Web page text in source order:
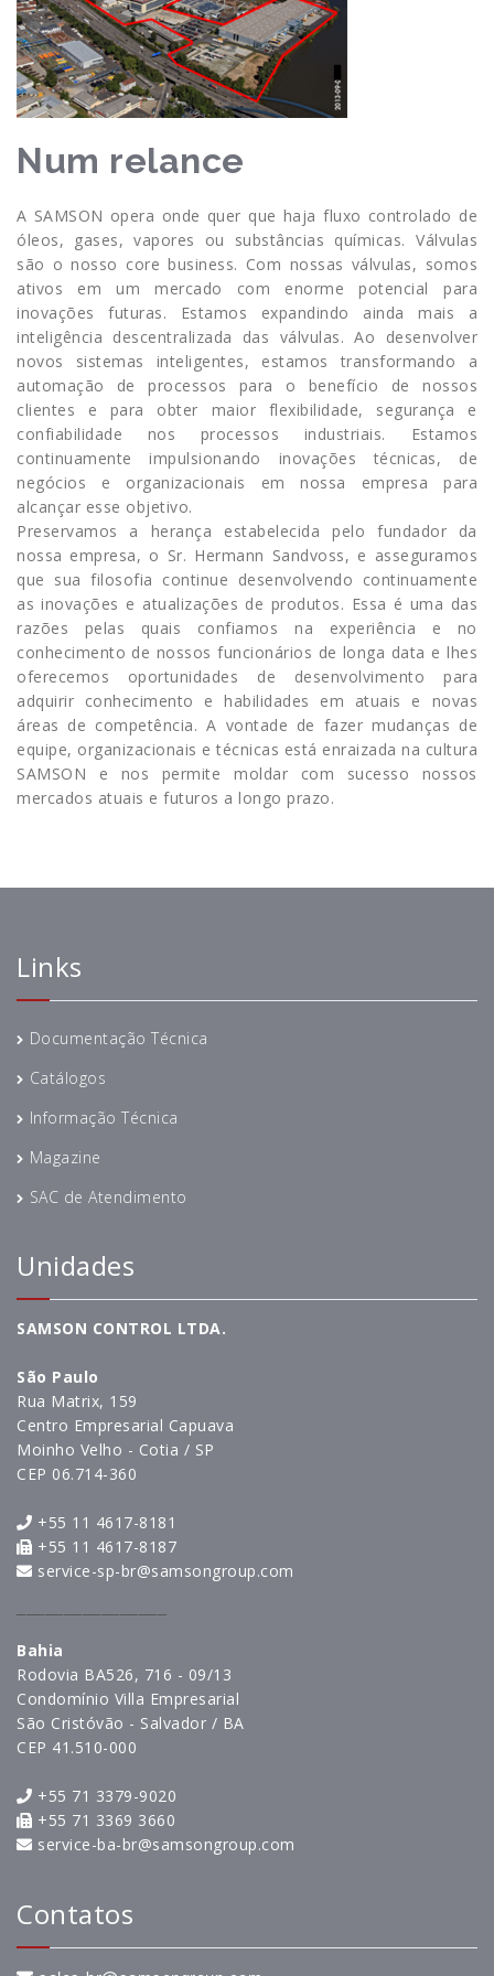
Num relance
A SAMSON opera onde quer que haja fluxo controlado de
óleos, gases, vapores ou substâncias químicas. Válvulas
são o nosso core business. Com nossas válvulas, somos
ativos em um mercado com enorme potencial para
inovações futuras. Estamos expandindo ainda mais a
inteligência descentralizada das válvulas. Ao desenvolver
novos sistemas inteligentes, estamos transformando a
automação de processos para o benefício de nossos
clientes e para obter maior flexibilidade, segurança e
confiabilidade nos processos industriais. Estamos
continuamente impulsionando inovações técnicas, de
negócios e organizacionais em nossa empresa para
alcançar esse objetivo.
Preservamos a herança estabelecida pelo fundador da
nossa empresa, o Sr. Hermann Sandvoss, e asseguramos
que sua filosofia continue desenvolvendo continuamente
as inovações e atualizações de produtos. Essa é uma das
razões pelas quais confiamos na experiência e no
conhecimento de nossos funcionários de longa data e lhes
oferecemos oportunidades de desenvolvimento para
adquirir conhecimento e habilidades em atuais e novas
áreas de competência. A vontade de fazer mudanças de
equipe, organizacionais e técnicas está enraizada na cultura
SAMSON e nos permite moldar com sucesso nossos
mercados atuais e futuros a longo prazo.
Links
Documentação Técnica
Catálogos
Informação Técnica
Magazine
SAC de Atendimento
Unidades
SAMSON CONTROL LTDA.
São Paulo
Rua Matrix, 159
Centro Empresarial Capuava
Moinho Velho - Cotia / SP
CEP 06.714-360
+55 11 4617-8181
+55 11 4617-8187
service-sp-br@samsongroup.com
Bahia
Rodovia BA526, 716 - 09/13
Condomínio Villa Empresarial
São Cristóvão - Salvador / BA
CEP 41.510-000
+55 71 3379-9020
+55 71 3369 3660
service-ba-br@samsongroup.com
Contatos